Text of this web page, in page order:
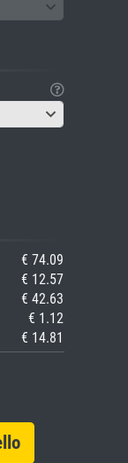
€ 74.09
€ 12.57
€ 42.63
€ 1.12
€ 14.81